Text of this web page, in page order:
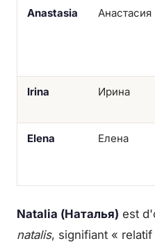
Anastasia Анастасия
Irina Ирина
Elena Елена
Natalia (Наталья) est
natalis, signifiant «